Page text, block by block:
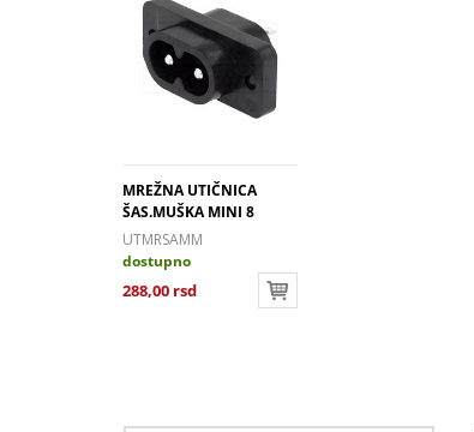
MREŽNA UTIČNICA
ŠAS.MUŠKA MINI 8
UTMRSAMM
dostupno
288,00 rsd